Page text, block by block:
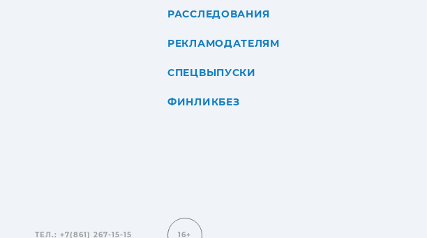
РАССЛЕДОВАНИЯ
РЕКЛАМОДАТЕЛЯМ
СПЕЦВЫПУСКИ
ФИНЛИКБЕЗ
ТЕЛ.: +7(861) 267-15-15 16+